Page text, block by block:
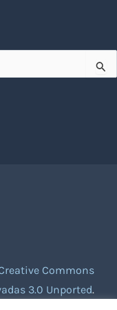
Commons
3.0 Unported.